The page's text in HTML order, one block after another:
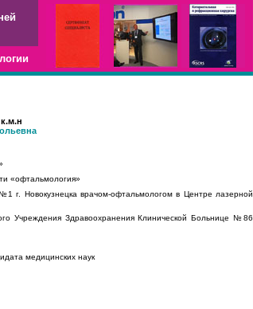
«офтальмология»
г. Новокузнецка врачом-офтальмологом в Центре лазерной
Учреждения Здравоохранения Клинической Больнице №86
медицинских наук